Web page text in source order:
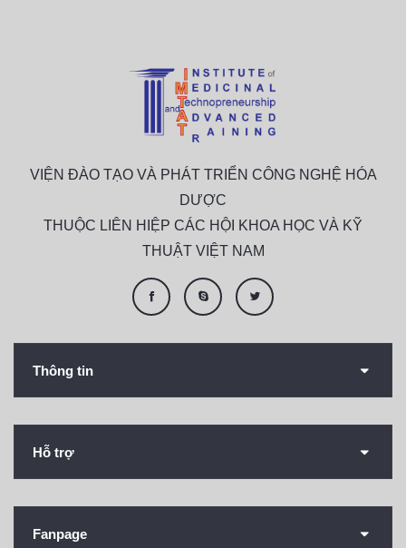
VIỆN ĐÀO TẠO VÀ PHÁT TRIỂN CÔNG NGHỆ HÓA
DƯỢC
THUỘC LIÊN HIỆP CÁC HỘI KHOA HỌC VÀ KỸ
THUẬT VIỆT NAM
Thông tin
Hỗ trợ
Fanpage